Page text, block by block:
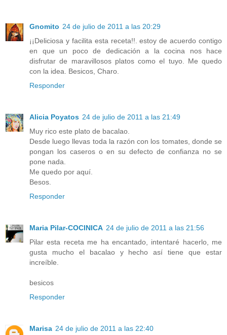
Gnomito 24 de julio de 2011 a las 20:29
¡¡Deliciosa y facilita esta receta!!. estoy de acuerdo contigo
en que un poco de dedicación a la cocina nos hace
disfrutar de maravillosos platos como el tuyo. Me quedo
con la idea. Besicos, Charo.
Responder
Alicia Poyatos 24 de julio de 2011 a las 21:49
Muy rico este plato de bacalao.
Desde luego llevas toda la razón con los tomates, donde se
pongan los caseros o en su defecto de confianza no se
pone nada.
Me quedo por aquí.
Besos.
Responder
Maria Pilar-COCINICA 24 de julio de 2011 a las 21:56
Pilar esta receta me ha encantado, intentaré hacerlo, me
gusta mucho el bacalao y hecho así tiene que estar
increíble.
besicos
Responder
Marisa 24 de julio de 2011 a las 22:40